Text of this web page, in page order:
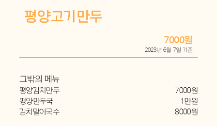
평양고기만두
7000원
2023년 6월 7일 기준
그밖의 메뉴
평양김치만두
7000원
평양만두국
1만원
김치말이국수
8000원